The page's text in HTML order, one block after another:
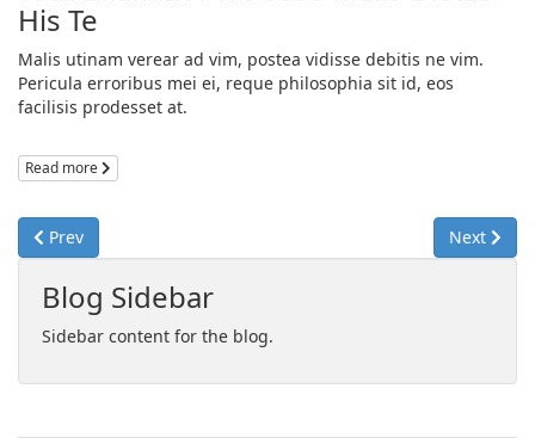
His Te
Malis utinam verear ad vim, postea vidisse debitis ne vim.
Pericula erroribus mei ei, reque philosophia sit id, eos
facilisis prodesset at.
Read more
Prev Next
Blog Sidebar
Sidebar content for the blog.